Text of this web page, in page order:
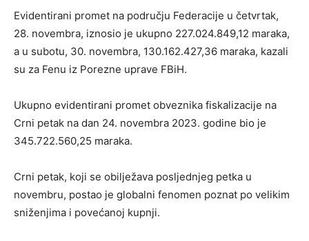
Evidentirani promet na području Federacije u četvrtak,
28. novembra, iznosio je ukupno 227.024.849,12 maraka,
a u subotu, 30. novembra, 130.162.427,36 maraka, kazali
su za Fenu iz Porezne uprave FBiH.
Ukupno evidentirani promet obveznika fiskalizacije na
Crni petak na dan 24. novembra 2023. godine bio je
345.722.560,25 maraka.
Crni petak, koji se obilježava posljednjeg petka u
novembru, postao je globalni fenomen poznat po velikim
sniženjima i povećanoj kupnji.